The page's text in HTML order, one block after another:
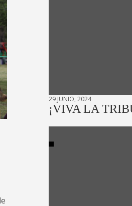
29 JUNIO, 2024
¡VIVA LA